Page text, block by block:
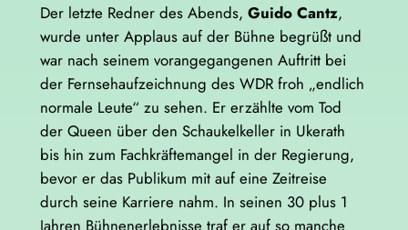
Der letzte Redner des Abends, Guido Cantz,
wurde unter Applaus auf der Bühne begrüßt und
war nach seinem vorangegangenen Auftritt bei
der Fernsehaufzeichnung des WDR froh „endlich
normale Leute“ zu sehen. Er erzählte vom Tod
der Queen über den Schaukelkeller in Ukerath
bis hin zum Fachkräftemangel in der Regierung,
bevor er das Publikum mit auf eine Zeitreise
durch seine Karriere nahm. In seinen 30 plus 1
Jahren Bühnenerlebnisse traf er auf so manche